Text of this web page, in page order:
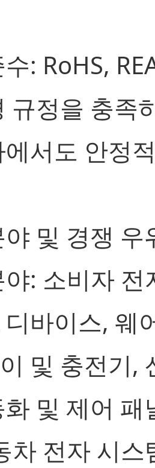
: RoHS,
규정을 충족
서도 안정
및 경쟁 우
: 소비자 전
바이스, 웨
및 충전기,
및 제어 패
차 전자 시스